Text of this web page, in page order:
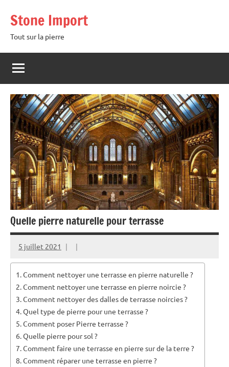
contenu
Stone Import
Tout sur la pierre
Quelle pierre naturelle pour terrasse
5 juillet 2021
Comment nettoyer une terrasse en pierre naturelle ?
Comment nettoyer une terrasse en pierre noircie ?
Comment nettoyer des dalles de terrasse noircies ?
Quel type de pierre pour une terrasse ?
Comment poser Pierre terrasse ?
Quelle pierre pour sol ?
Comment faire une terrasse en pierre sur de la terre ?
Comment réparer une terrasse en pierre ?